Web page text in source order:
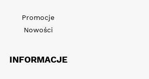
Promocje
Nowości
INFORMACJE